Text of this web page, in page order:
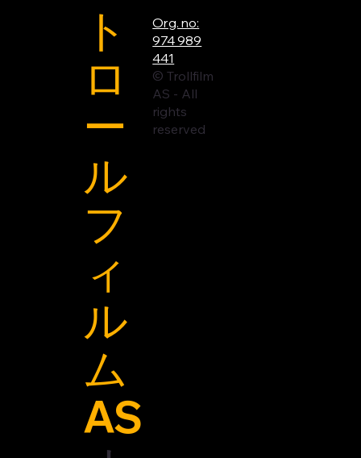
ト
ロ
ー
ル
フ
ィ
ル
ム
AS
Org. no:
974 989
441
© Trollfilm
AS - All
rights
reserved